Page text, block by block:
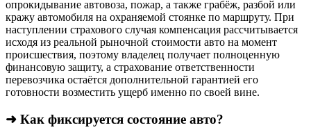
опрокидывание автовоза, пожар, а также грабёж, разбой или
кражу автомобиля на охраняемой стоянке по маршруту. При
наступлении страхового случая компенсация рассчитывается
исходя из реальной рыночной стоимости авто на момент
происшествия, поэтому владелец получает полноценную
финансовую защиту, а страхование ответственности
перевозчика остаётся дополнительной гарантией его
готовности возместить ущерб именно по своей вине.
➜ Как фиксируется состояние авто?